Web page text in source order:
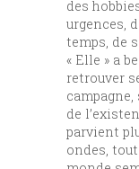
des
urgences,
temps, de
« Elle » a
retrouver
de
parvient
ondes,